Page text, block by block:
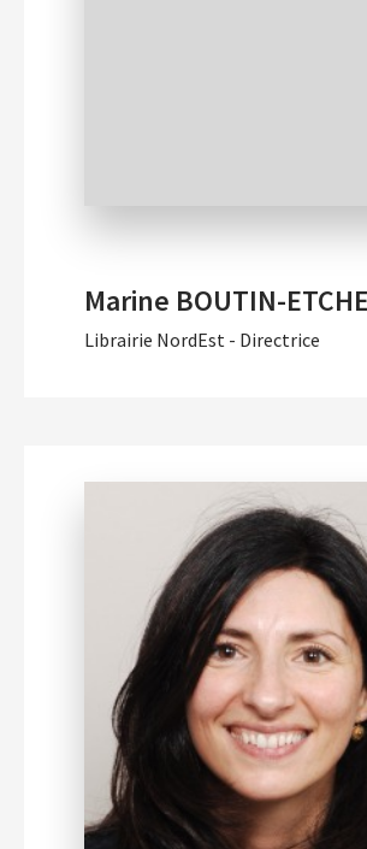
Marine BOUTIN-
Librairie NordEst - Directrice